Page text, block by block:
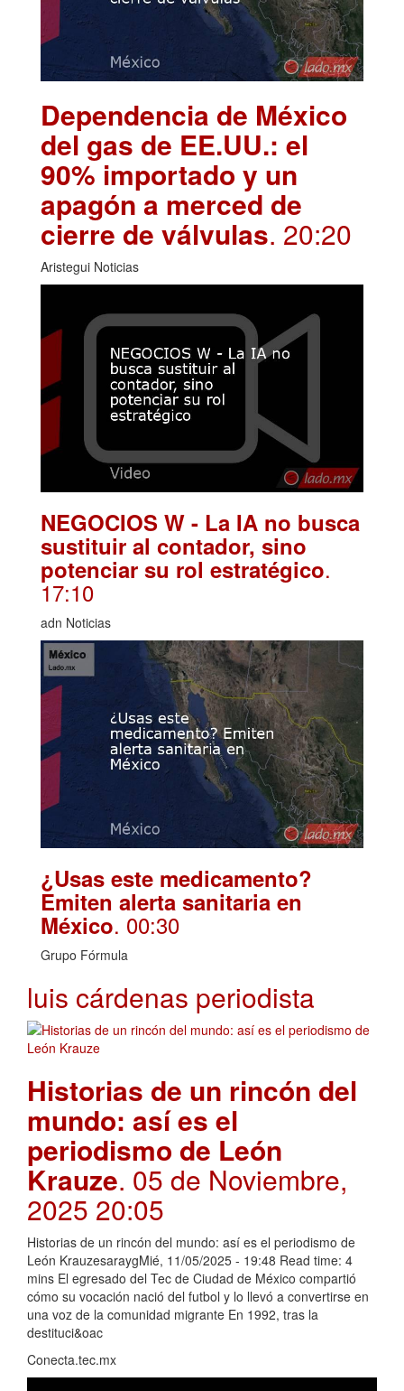
Dependencia de México
del gas de EE.UU.: el
90% importado y un
apagón a merced de
cierre de válvulas. 20:20
Aristegui Noticias
NEGOCIOS W - La IA no busca
sustituir al contador, sino
potenciar su rol estratégico.
17:10
adn Noticias
¿Usas este medicamento?
Emiten alerta sanitaria en
México. 00:30
Grupo Fórmula
luis cárdenas periodista
Historias de un rincón del
mundo: así es el
periodismo de León
Krauze. 05 de Noviembre,
2025 20:05
Historias de un rincón del mundo: así es el periodismo de
León KrauzesaraygMié, 11/05/2025 - 19:48 Read time: 4
mins El egresado del Tec de Ciudad de México compartió
cómo su vocación nació del futbol y lo llevó a convertirse en
una voz de la comunidad migrante En 1992, tras la
destituci&oac
Conecta.tec.mx